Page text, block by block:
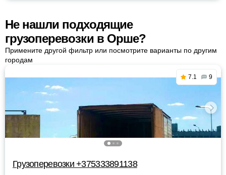
Не нашли подходящие
грузоперевозки в Орше?
Примените другой фильтр или посмотрите варианты по другим
городам
7.1 9
Грузоперевозки +375333891138